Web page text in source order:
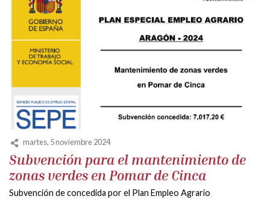
martes, 5 noviembre 2024
Subvención para el mantenimiento de
zonas verdes en Pomar de Cinca
Subvención de concedida por el Plan Empleo Agrario